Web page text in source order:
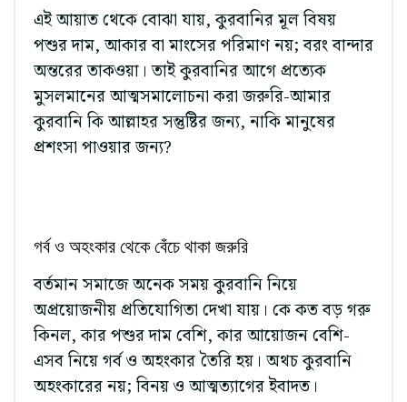
এই আয়াত থেকে বোঝা যায়, কুরবানির মূল বিষয়
পশুর দাম, আকার বা মাংসের পরিমাণ নয়; বরং বান্দার
অন্তরের তাকওয়া। তাই কুরবানির আগে প্রত্যেক
মুসলমানের আত্মসমালোচনা করা জরুরি-আমার
কুরবানি কি আল্লাহর সন্তুষ্টির জন্য, নাকি মানুষের
প্রশংসা পাওয়ার জন্য?
গর্ব ও অহংকার থেকে বেঁচে থাকা জরুরি
বর্তমান সমাজে অনেক সময় কুরবানি নিয়ে
অপ্রয়োজনীয় প্রতিযোগিতা দেখা যায়। কে কত বড় গরু
কিনল, কার পশুর দাম বেশি, কার আয়োজন বেশি-
এসব নিয়ে গর্ব ও অহংকার তৈরি হয়। অথচ কুরবানি
অহংকারের নয়; বিনয় ও আত্মত্যাগের ইবাদত।